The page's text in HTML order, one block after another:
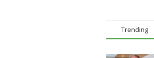
Trending